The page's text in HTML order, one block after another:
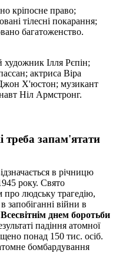
кріпосне право;
тілесні покарання;
багатоженство.
художник Ілля Рєпін;
актриса Віра
Х'юстон; музикант
Ніл Армстронг.
треба запам'ятати
в річницю
року. Свято
про людську трагедію,
запобіганні війни в
Всесвітнім днем ​​боротьби
падіння атомної
понад 150 тис. осіб.
бомбардування